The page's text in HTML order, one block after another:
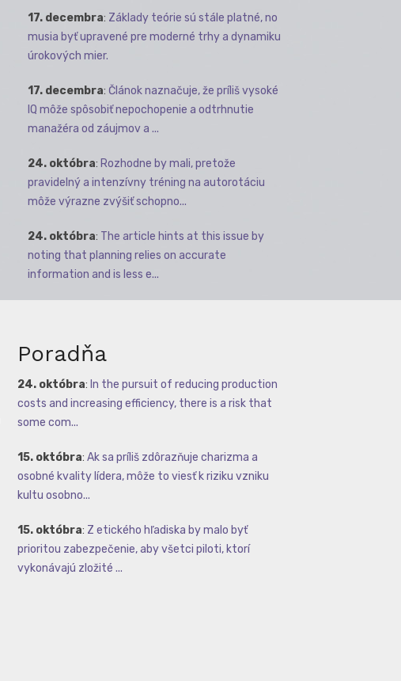
17. decembra: Základy teórie sú stále platné, no
musia byť upravené pre moderné trhy a dynamiku
úrokových mier.
17. decembra: Článok naznačuje, že príliš vysoké
IQ môže spôsobiť nepochopenie a odtrhnutie
manažéra od záujmov a ...
24. októbra: Rozhodne by mali, pretože
pravidelný a intenzívny tréning na autorotáciu
môže výrazne zvýšiť schopno...
24. októbra: The article hints at this issue by
noting that planning relies on accurate
information and is less e...
Poradňa
24. októbra: In the pursuit of reducing production
costs and increasing efficiency, there is a risk that
some com...
15. októbra: Ak sa príliš zdôrazňuje charizma a
osobné kvality lídera, môže to viesť k riziku vzniku
kultu osobno...
15. októbra: Z etického hľadiska by malo byť
prioritou zabezpečenie, aby všetci piloti, ktorí
vykonávajú zložité ...